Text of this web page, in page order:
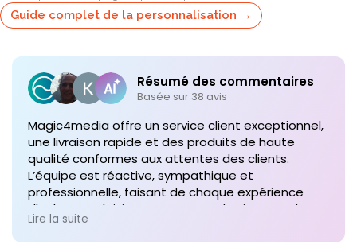
Guide complet de la personnalisation →
Résumé des commentaires
Basée sur 38 avis
Magic4media offre un service client exceptionnel,
une livraison rapide et des produits de haute
qualité conformes aux attentes des clients.
L’équipe est réactive, sympathique et
professionnelle, faisant de chaque expérience
d'achat un plaisir. Je recommande vivement leurs
services pour toute commande future de produits
personnalisés !
Lire la suite